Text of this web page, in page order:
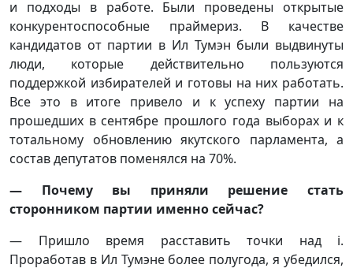
и подходы в работе. Были проведены открытые
конкурентоспособные праймериз. В качестве
кандидатов от партии в Ил Тумэн были выдвинуты
люди, которые действительно пользуются
поддержкой избирателей и готовы на них работать.
Все это в итоге привело и к успеху партии на
прошедших в сентябре прошлого года выборах и к
тотальному обновлению якутского парламента, а
состав депутатов поменялся на 70%.
— Почему вы приняли решение стать
сторонником партии именно сейчас?
— Пришло время расставить точки над i.
Проработав в Ил Тумэне более полугода, я убедился,